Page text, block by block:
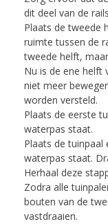
dit deel van de
Plaats de tweede
ruimte tussen de
tweede helft,
Nu is de ene helft
niet meer
worden versteld.
Plaats de eerste
waterpas staat.
Plaats de
waterpas staat.
Herhaal deze
Zodra alle
bouten van de
vastdraaien.